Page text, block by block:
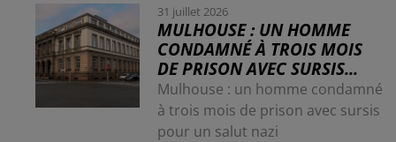
31 juillet 2026
MULHOUSE : UN HOMME
CONDAMNÉ À TROIS MOIS
DE PRISON AVEC SURSIS...
Mulhouse : un homme condamné
à trois mois de prison avec sursis
pour un salut nazi